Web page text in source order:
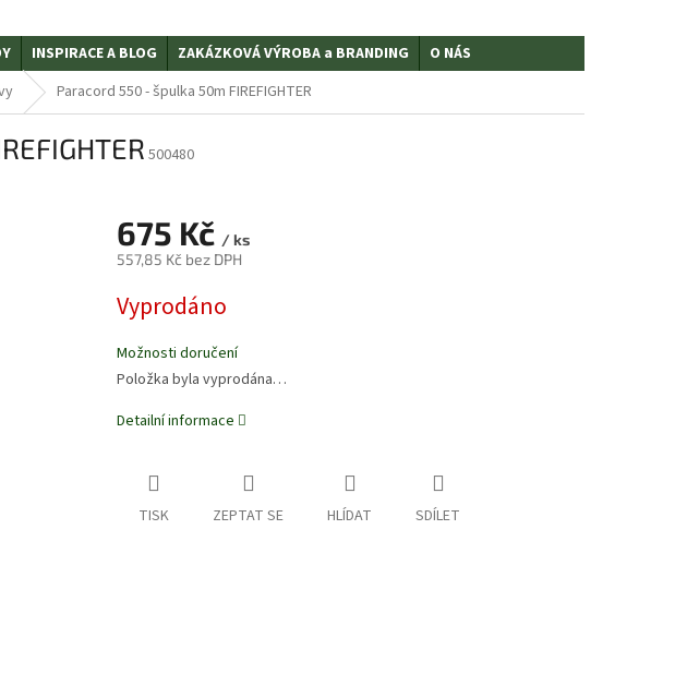
INSPIRACE A BLOG ZAKÁZKOVÁ VÝROBA a BRANDING
O NÁS
Paracord 550 - špulka 50m FIREFIGHTER
500480
675 Kč / ks
557,85 Kč bez DPH
cena:
Vyprodáno
Možnosti doručení
Položka byla vyprodána…
Detailní informace
TISK ZEPTAT SE HLÍDAT SDÍLET